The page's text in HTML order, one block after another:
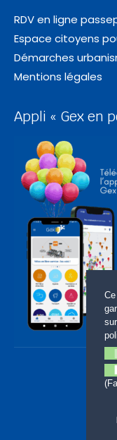
RDV en ligne
Espace citoyens
Démarches
Mentions légales
Appli « Gex en